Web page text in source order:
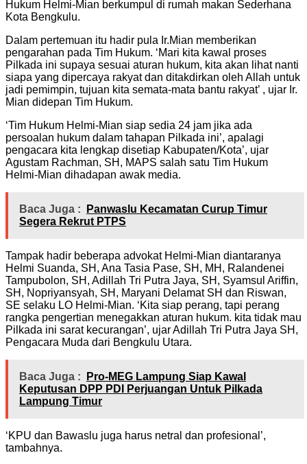
Hukum Helmi-Mian berkumpul di rumah makan Sederhana
Kota Bengkulu.
Dalam pertemuan itu hadir pula Ir.Mian memberikan
pengarahan pada Tim Hukum. ‘Mari kita kawal proses
Pilkada ini supaya sesuai aturan hukum, kita akan lihat nanti
siapa yang dipercaya rakyat dan ditakdirkan oleh Allah untuk
jadi pemimpin, tujuan kita semata-mata bantu rakyat’ , ujar Ir.
Mian didepan Tim Hukum.
‘Tim Hukum Helmi-Mian siap sedia 24 jam jika ada
persoalan hukum dalam tahapan Pilkada ini’, apalagi
pengacara kita lengkap disetiap Kabupaten/Kota’, ujar
Agustam Rachman, SH, MAPS salah satu Tim Hukum
Helmi-Mian dihadapan awak media.
Baca Juga :
Panwaslu Kecamatan Curup Timur
Segera Rekrut PTPS
Tampak hadir beberapa advokat Helmi-Mian diantaranya
Helmi Suanda, SH, Ana Tasia Pase, SH, MH, Ralandenei
Tampubolon, SH, Adillah Tri Putra Jaya, SH, Syamsul Ariffin,
SH, Nopriyansyah, SH, Maryani Delamat SH dan Riswan,
SE selaku LO Helmi-Mian. ‘Kita siap perang, tapi perang
rangka pengertian menegakkan aturan hukum. kita tidak mau
Pilkada ini sarat kecurangan’, ujar Adillah Tri Putra Jaya SH,
Pengacara Muda dari Bengkulu Utara.
Baca Juga :
Pro-MEG Lampung Siap Kawal
Keputusan DPP PDI Perjuangan Untuk Pilkada
Lampung Timur
‘KPU dan Bawaslu juga harus netral dan profesional’,
tambahnya.